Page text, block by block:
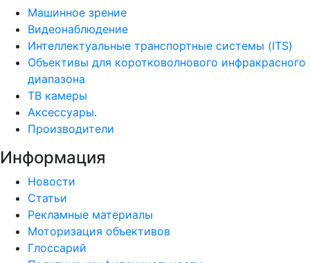
Машинное зрение
Видеонаблюдение
Интеллектуальные транспортные системы (ITS)
Объективы для коротковолнового инфракрасного
диапазона
ТВ камеры
Аксессуары.
Производители
Информация
Новости
Статьи
Рекламные материалы
Моторизация объективов
Глоссарий